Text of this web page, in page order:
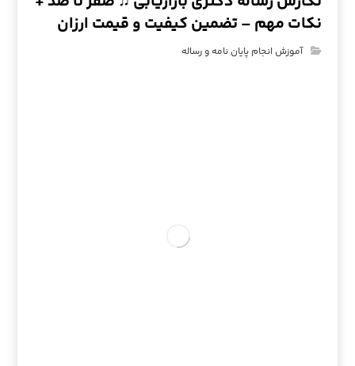
نکات مهم – تضمین کیفیت و قیمت ارزان
آموزش انجام پایان نامه و رساله